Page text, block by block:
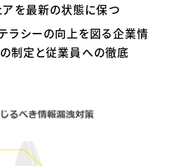
アを最新の状態に保つ
ラシーの向上を図る企業情
の制定と従業員への徹底